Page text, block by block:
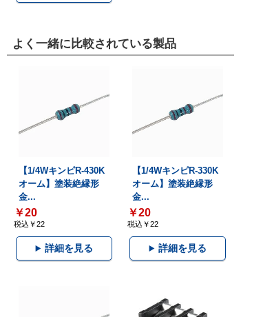
よく一緒に比較されている製品
【1/4WキンピR-430K
オーム】塗装絶縁形
金...
￥20
税込￥22
詳細を見る
【1/4WキンピR-330K
オーム】塗装絶縁形
金...
￥20
税込￥22
詳細を見る